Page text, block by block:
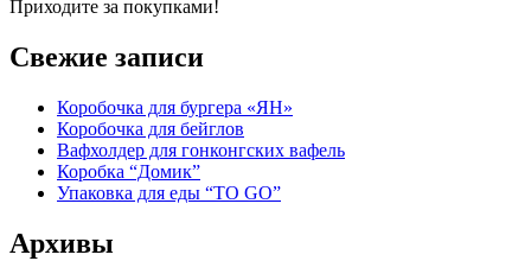
Приходите за покупками!
Свежие записи
Коробочка для бургера «ЯН»
Коробочка для бейглов
Вафхолдер для гонконгских вафель
Коробка “Домик”
Упаковка для еды “TO GO”
Архивы